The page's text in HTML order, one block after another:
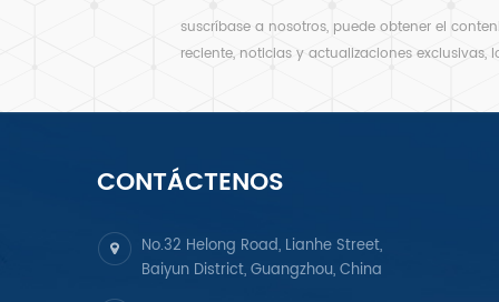
suscríbase a nosotros, puede obtener el
reciente, noticias y actualizaciones exclusivas,
CONTÁCTENOS
No.32 Helong Road, Lianhe Street,
Baiyun District, Guangzhou, China